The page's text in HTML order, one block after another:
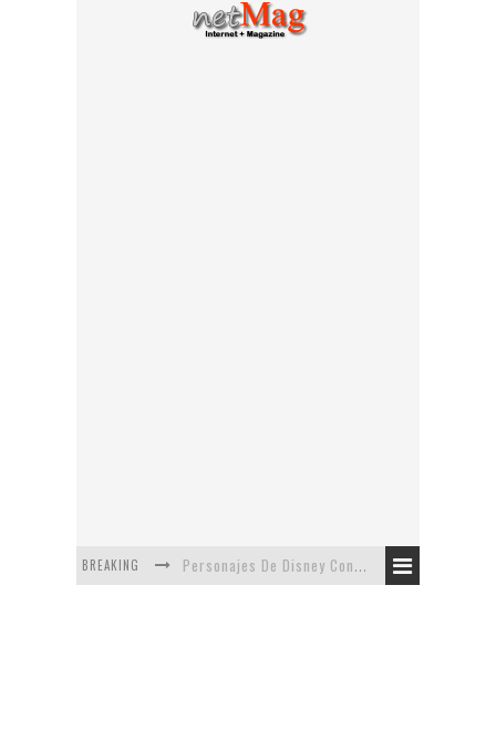
BREAKING Personajes De Disney Con Vestuarios Contemporáneos